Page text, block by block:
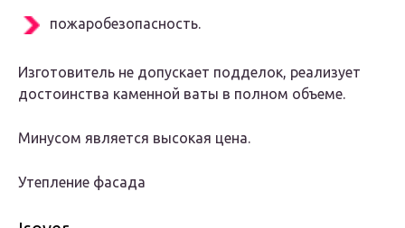
пожаробезопасность.
Изготовитель не допускает подделок, реализует
достоинства каменной ваты в полном объеме.
Минусом является высокая цена.
Утепление фасада